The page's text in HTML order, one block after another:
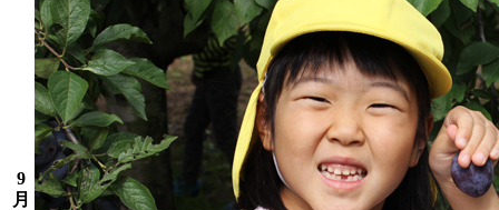
9
月